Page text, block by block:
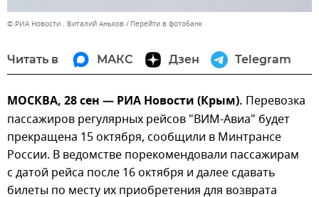
© РИА Новости . Виталий Аньков Перейти в фотобанк
Читать в МАКС Дзен Telegram
МОСКВА, 28 сен — РИА Новости (Крым). Перевозка
пассажиров регулярных рейсов "ВИМ-Авиа" будет
прекращена 15 октября, сообщили в Минтрансе
России. В ведомстве порекомендовали пассажирам
с датой рейса после 16 октября и далее сдавать
билеты по месту их приобретения для возврата